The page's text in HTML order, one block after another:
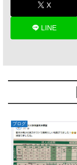
k
X
LINE
ブログ